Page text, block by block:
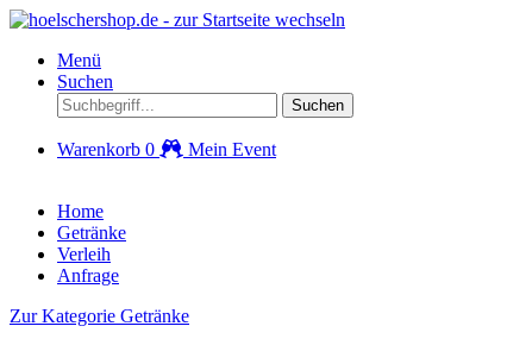
Menü
Suchen
Suchen
Warenkorb 0 Mein Event
Home
Getränke
Verleih
Anfrage
Zur Kategorie Getränke